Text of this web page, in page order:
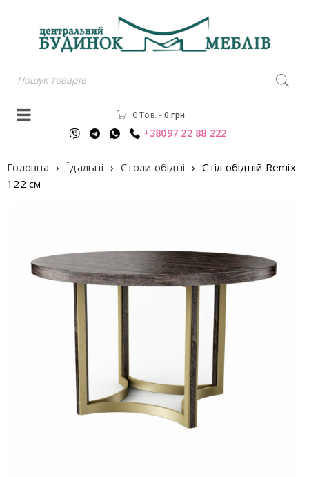
0 Тов. - 0грн
+38097 22 88 222
Головна › Їдальні › Столи обідні › Стiл обiднiй Remix
122 см